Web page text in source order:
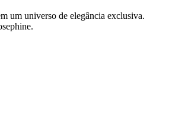
um universo de elegância exclusiva.